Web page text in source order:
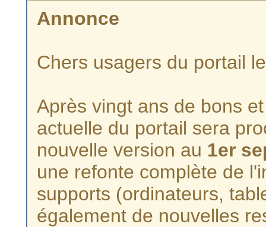
Annonce
Chers usagers du portail
Après vingt ans de bons
actuelle du portail sera
nouvelle version au 1er
une refonte complète de
supports (ordinateurs,
également de nouvelles